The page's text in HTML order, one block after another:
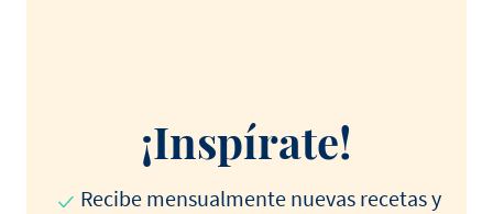
¡Inspírate!
Recibe mensualmente nuevas recetas y